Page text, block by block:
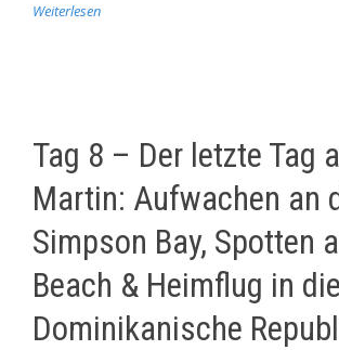
Weiterlesen
Tag 8 – Der letzte Tag
Martin: Aufwachen an
Simpson Bay, Spotten
Beach & Heimflug in die
Dominikanische